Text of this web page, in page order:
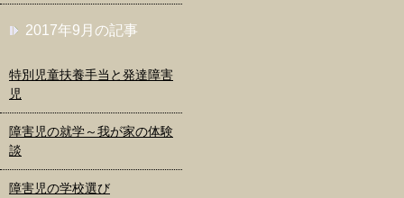
2017年9月の記事
特別児童扶養手当と発達障害
児
障害児の就学～我が家の体験
談
障害児の学校選び